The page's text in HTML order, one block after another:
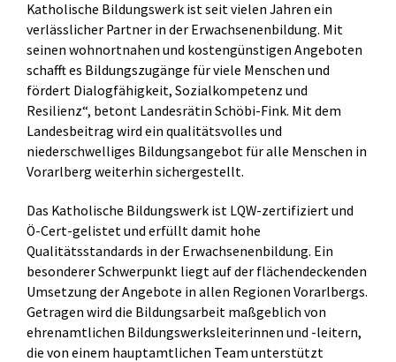
Katholische Bildungswerk ist seit vielen Jahren ein
verlässlicher Partner in der Erwachsenenbildung. Mit
seinen wohnortnahen und kostengünstigen Angeboten
schafft es Bildungszugänge für viele Menschen und
fördert Dialogfähigkeit, Sozialkompetenz und
Resilienz“, betont Landesrätin Schöbi-Fink. Mit dem
Landesbeitrag wird ein qualitätsvolles und
niederschwelliges Bildungsangebot für alle Menschen in
Vorarlberg weiterhin sichergestellt.
Das Katholische Bildungswerk ist LQW-zertifiziert und
Ö-Cert-gelistet und erfüllt damit hohe
Qualitätsstandards in der Erwachsenenbildung. Ein
besonderer Schwerpunkt liegt auf der flächendeckenden
Umsetzung der Angebote in allen Regionen Vorarlbergs.
Getragen wird die Bildungsarbeit maßgeblich von
ehrenamtlichen Bildungswerksleiterinnen und -leitern,
die von einem hauptamtlichen Team unterstützt